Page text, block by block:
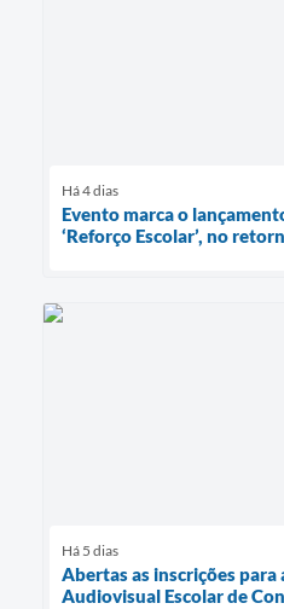
Há 4 dias
Evento marca o
‘Reforço Escolar’, no
Há 5 dias
Abertas as inscrições para
Audiovisual Escolar de